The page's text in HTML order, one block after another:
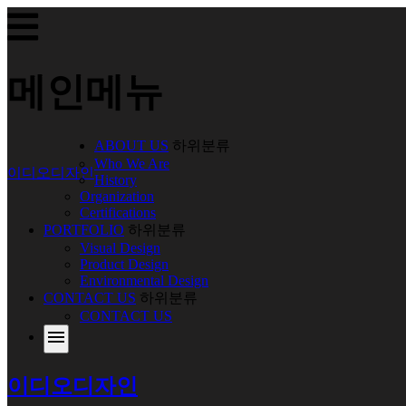
메인메뉴
이디오디자인
ABOUT US 하위분류
Who We Are
History
Organization
Certifications
PORTFOLIO 하위분류
Visual Design
Product Design
Environmental Design
CONTACT US 하위분류
CONTACT US
menu
이디오디자인